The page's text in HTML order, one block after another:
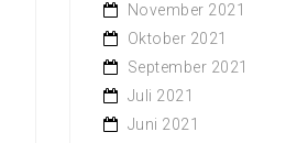
November 2021
Oktober 2021
September 2021
Juli 2021
Juni 2021